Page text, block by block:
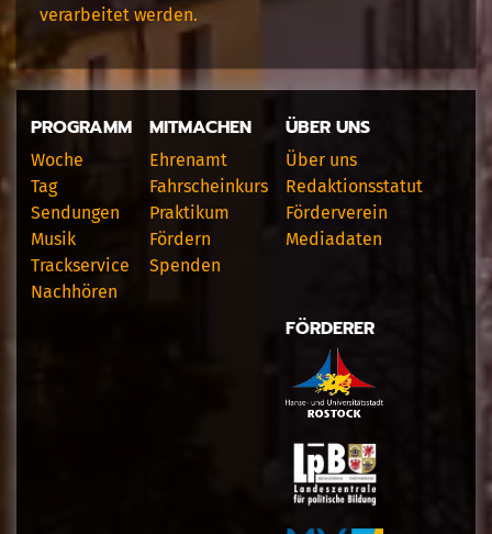
verarbeitet werden.
PROGRAMM
Woche
Tag
Sendungen
Musik
Trackservice
Nachhören
MITMACHEN
Ehrenamt
Fahrscheinkurs
Praktikum
Fördern
Spenden
ÜBER UNS
Über uns
Redaktionsstatut
Förderverein
Mediadaten
FÖRDERER